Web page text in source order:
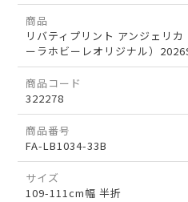
商品
リバティプリント アンジェリ
ーラホビーレオリジナル）
商品コード
322278
商品番号
FA-LB1034-33B
サイズ
109-111cm幅 半折